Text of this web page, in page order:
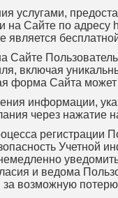
услугами,
на Сайте по
является
Сайте
включая
форма Сайта
информации,
через нажатие
регистрации
Учетной
и ведома
за возможную